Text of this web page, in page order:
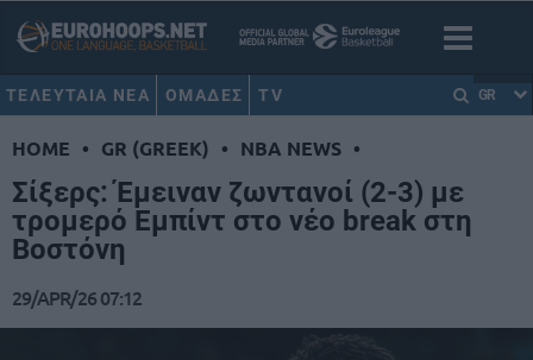
ΤΕΛΕΥΤΑΙΑ ΝΕΑ ΟΜΑΔΕΣ TV GR
HOME • GR (GREEK) • NBA NEWS •
Σίξερς: Έμειναν ζωντανοί (2-3) με
τρομερό Εμπίντ στο νέο break στη
Βοστόνη
29/APR/26 07:12